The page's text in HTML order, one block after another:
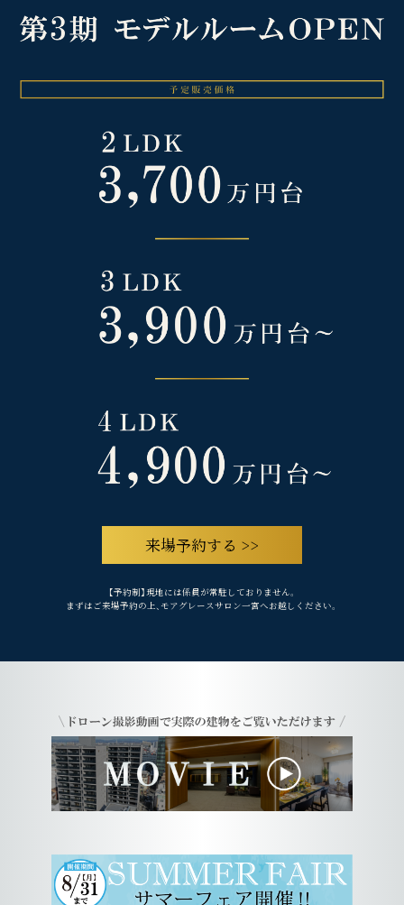
来場予約する >>
【予約制】現地には係員が常駐しておりません。
まずはご来場予約の上、モアグレースサロン一宮へお越しください。